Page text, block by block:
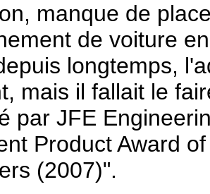
manque de
de voiture
longtemps,
mais il fallait le
par JFE
Product Award
(2007)".